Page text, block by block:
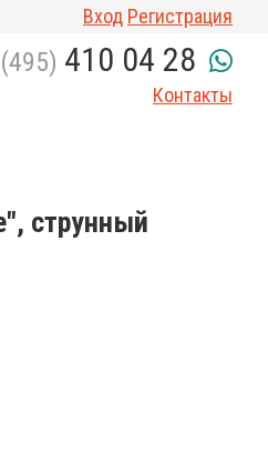
Вход Регистрация
410 04 28
Контакты
струнный